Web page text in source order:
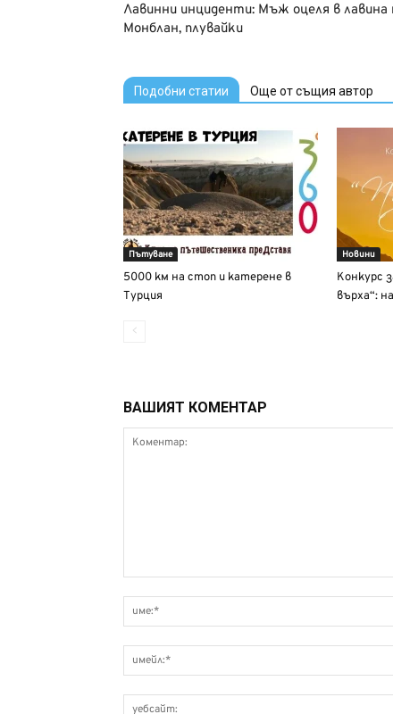
Лавинни инциденти: Мъж оцеля в лавина
Монблан, плувайки
Подобни статии Още от същия автор
Пътуване
5000 км на стоп и катерене в
Турция
Новини
Конкурс
върха“:
ВАШИЯТ КОМЕНТАР